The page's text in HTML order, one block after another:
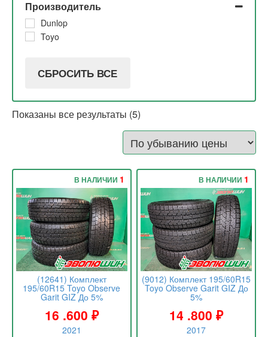
5%
30%
Производитель
Dunlop
Toyo
СБРОСИТЬ ВСЕ
Показаны все результаты (5)
(12641) Комплект
195/60R15 Toyo Observe
Garit GIZ До 5%
16 .600 ₽
2021
В НАЛИЧИИ 1
(9012) Комплект 195/60R15
Toyo Observe Garit GIZ До
5%
14 .800₽
2017
В НАЛИЧИИ 1